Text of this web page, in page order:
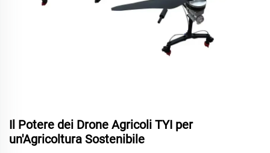
Il Potere dei Drone Agricoli TYI per
un'Agricoltura Sostenibile